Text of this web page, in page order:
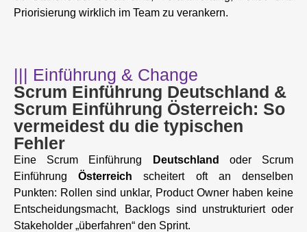
Priorisierung wirklich im Team zu verankern.
||| Einführung & Change
Scrum Einführung Deutschland &
Scrum Einführung Österreich: So
vermeidest du die typischen
Fehler
Eine Scrum Einführung Deutschland
oder Scrum
EinführungÖsterreich scheitert oft an denselben
Punkten: Rollen sind unklar, Product Owner haben keine
Entscheidungsmacht, Backlogs sind unstrukturiert oder
Stakeholder „überfahren“ den Sprint.